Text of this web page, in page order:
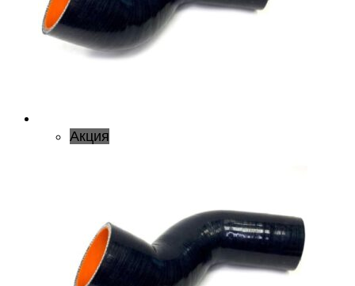
Акция